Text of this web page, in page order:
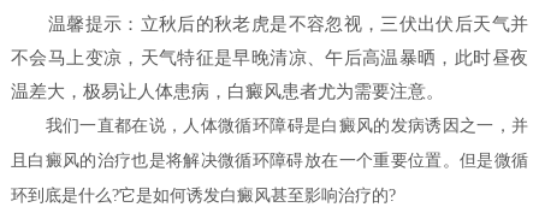
温馨提示：立秋后的秋老虎是不容忽视，三伏出伏后天气并
不会马上变凉，天气特征是早晚清凉、午后高温暴晒，此时昼夜
温差大，极易让人体患病，白癜风患者尤为需要注意。
我们一直都在说，人体微循环障碍是白癜风的发病诱因之一，并
且白癜风的治疗也是将解决微循环障碍放在一个重要位置。但是微循
环到底是什么?它是如何诱发白癜风甚至影响治疗的?